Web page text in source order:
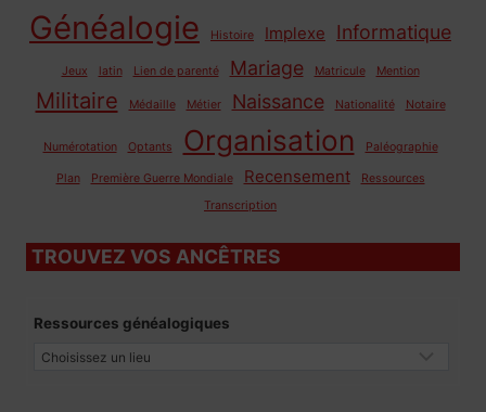
Généalogie Histoire Implexe Informatique
Jeux latin Lien de parenté Mariage Matricule Mention
Militaire Médaille Métier Naissance Nationalité Notaire
Numérotation Optants Organisation Paléographie
Plan Première Guerre Mondiale Recensement
Ressources
Transcription
TROUVEZ VOS ANCÊTRES
Ressources généalogiques